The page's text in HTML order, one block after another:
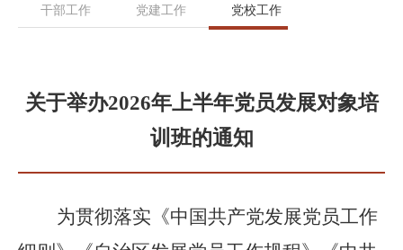
干部工作 党建工作 党校工作
关于举办2026年上半年党员发展对象培
训班的通知
为贯彻落实《中国共产党发展党员工作